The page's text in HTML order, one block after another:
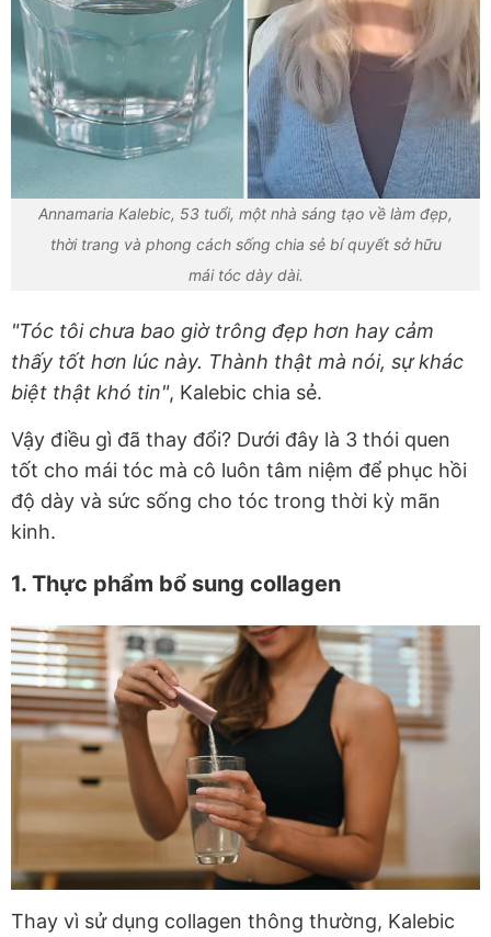
Annamaria Kalebic, 53 tuổi, một nhà sáng tạo về làm đẹp,
thời trang và phong cách sống chia sẻ bí quyết sở hữu
mái tóc dày dài.
"Tóc tôi chưa bao giờ trông đẹp hơn hay cảm
thấy tốt hơn lúc này. Thành thật mà nói, sự khác
biệt thật khó tin", Kalebic chia sẻ.
Vậy điều gì đã thay đổi? Dưới đây là 3 thói quen
tốt cho mái tóc mà cô luôn tâm niệm để phục hồi
độ dày và sức sống cho tóc trong thời kỳ mãn
kinh.
1. Thực phẩm bổ sung collagen
Thay vì sử dụng collagen thông thường, Kalebic